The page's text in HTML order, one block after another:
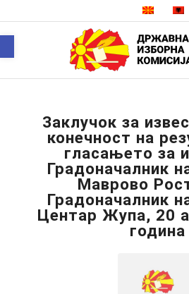
Заклучок за
конечност на
гласањето за
Градоначалник
Маврово
Градоначалник
Центар Жупа, 20
година
Open toolbar